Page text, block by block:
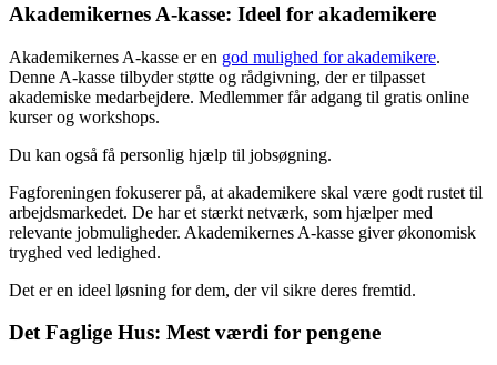
Akademikernes A-kasse: Ideel for akademikere
Akademikernes A-kasse er en god mulighed for akademikere.
Denne A-kasse tilbyder støtte og rådgivning, der er tilpasset
akademiske medarbejdere. Medlemmer får adgang til gratis online
kurser og workshops.
Du kan også få personlig hjælp til jobsøgning.
Fagforeningen fokuserer på, at akademikere skal være godt rustet til
arbejdsmarkedet. De har et stærkt netværk, som hjælper med
relevante jobmuligheder. Akademikernes A-kasse giver økonomisk
tryghed ved ledighed.
Det er en ideel løsning for dem, der vil sikre deres fremtid.
Det Faglige Hus: Mest værdi for pengene